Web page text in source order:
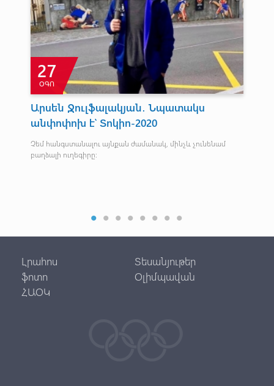
27
ՕԳՈ
Արսեն Ջուլֆալակյան․ Նպատակս
անփոփոխ է՝ Տոկիո-2020
Չեմ հանգստանալու այնքան ժամանակ, մինչև չունենամ
բաղձալի ուղեգիրը։
Լրահոս
Տեսանյութեր
ֆոտո
Օլիմպավան
ՀԱՕԿ